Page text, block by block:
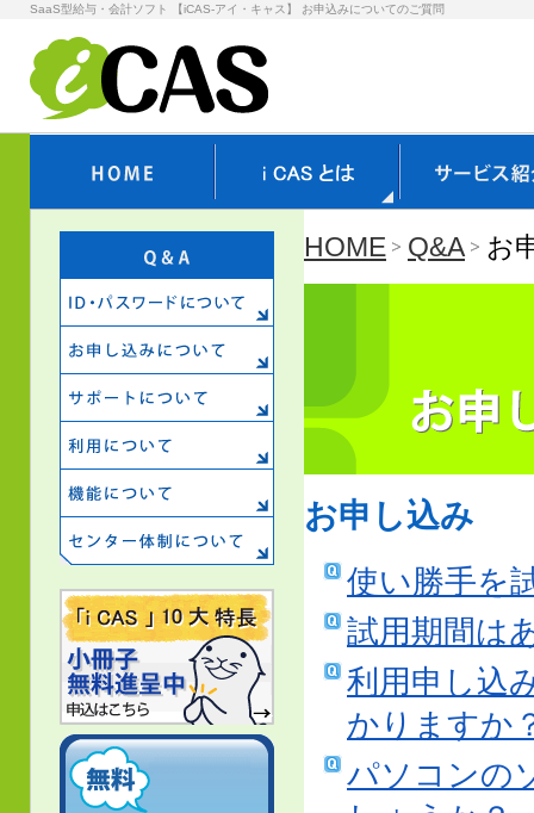
SaaS型給与・会計ソフト 【iCAS-アイ・キャス】 お申込みについてのご質問
HOME Q&A お
お申し込み
使い勝手を
試用期間は
利用申し込
かりますか
パソコンの